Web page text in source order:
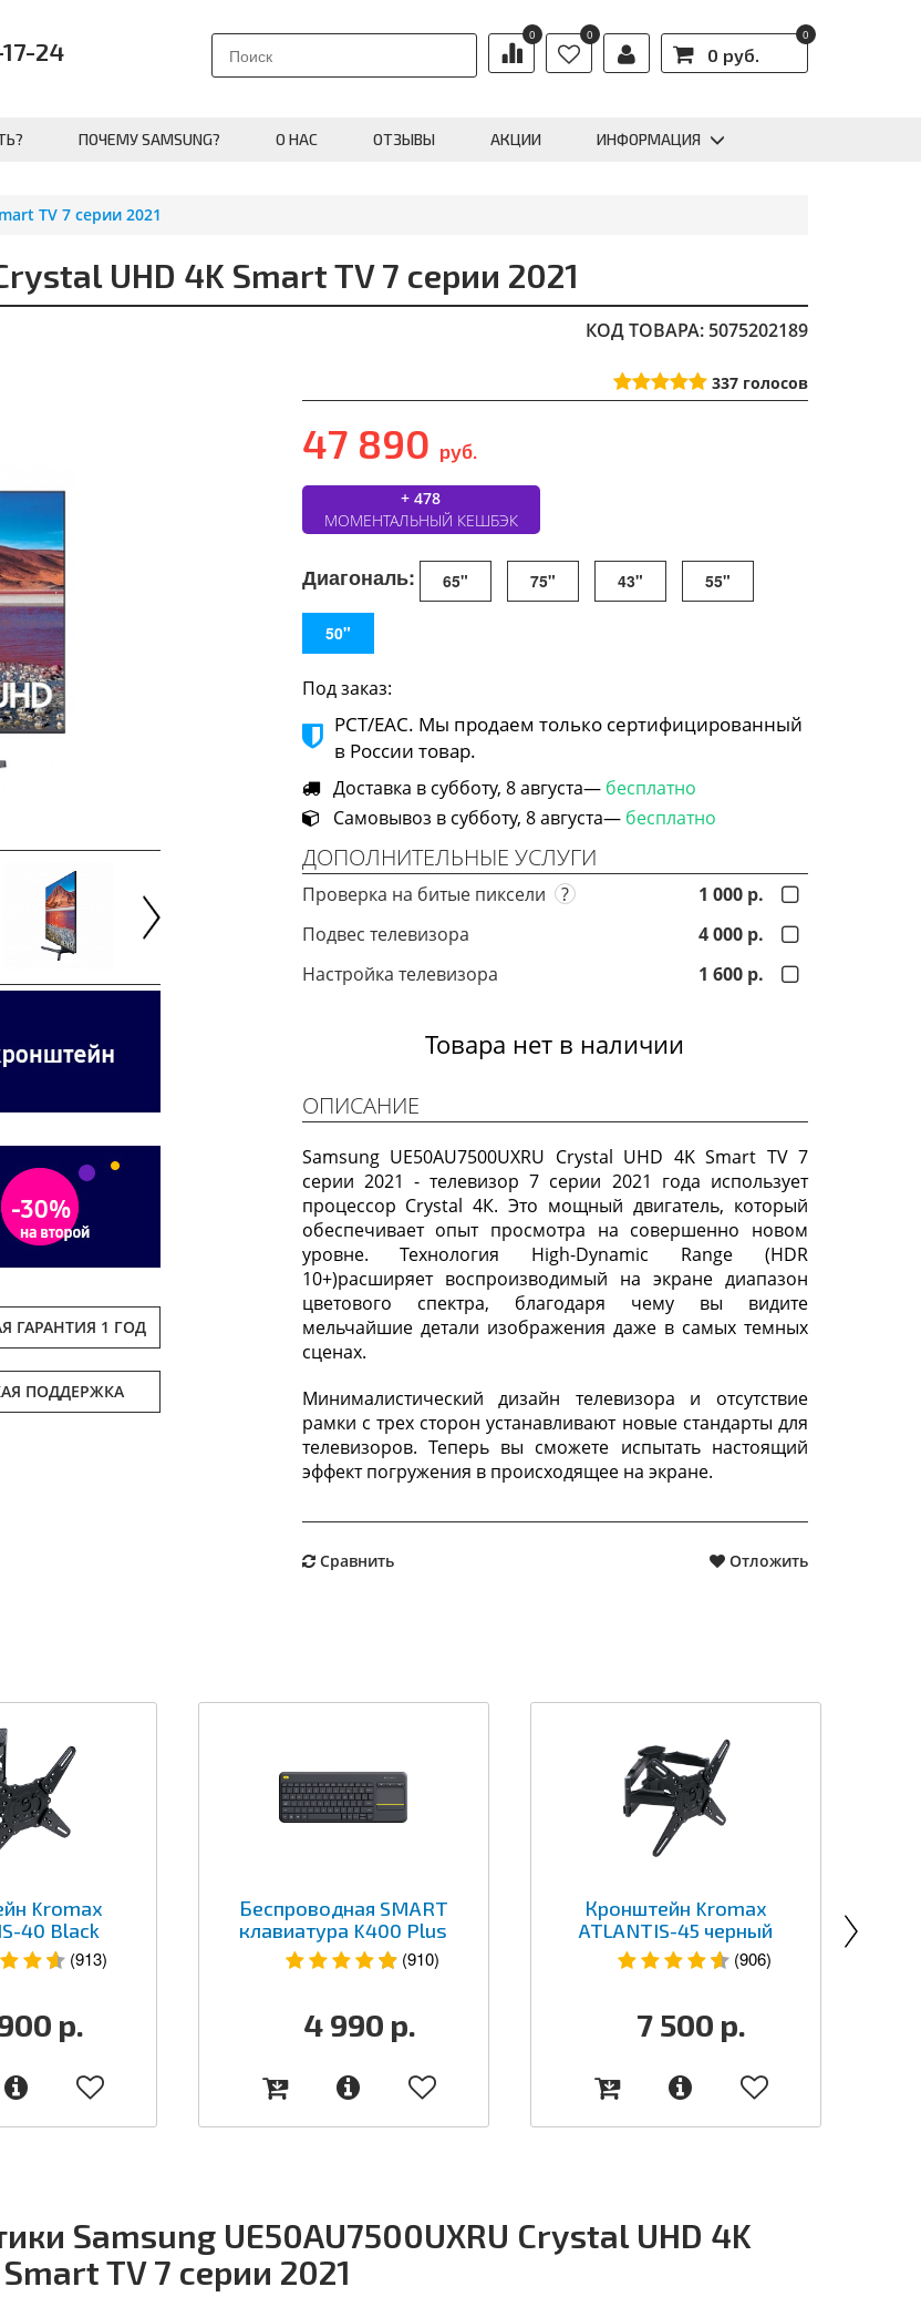
24
0 0
0 руб.
0
ПОЧЕМУ SAMSUNG? О НАС ОТЗЫВЫ АКЦИИ ИНФОРМАЦИЯ
TV 7 серии 2021
UHD 4K Smart TV 7 серии 2021
КОД ТОВАРА: 5075202189
ГАРАНТИЯ 1 ГОД
ПОДДЕРЖКА
337 голосов
47 890 руб.
+ 478
МОМЕНТАЛЬНЫЙ КЕШБЭК
Диагональ: 65" 75" 43" 55"
50"
Под заказ:
РСТ/ЕАС. Мы продаем только сертифицированный
в России товар.
Доставка в субботу, 8 августа— бесплатно
Самовывоз в субботу, 8 августа— бесплатно
ДОПОЛНИТЕЛЬНЫЕ УСЛУГИ
Проверка на битые пиксели ?
1 000 р.
Подвес телевизора
4 000 р.
Настройка телевизора
1 600 р.
Товара нет в наличии
ОПИСАНИЕ
Samsung UE50AU7500UXRU Crystal UHD 4K Smart TV 7
серии 2021 - телевизор 7 серии 2021 года использует
процессор Crystal 4К. Это мощный двигатель, который
обеспечивает опыт просмотра на совершенно новом
уровне. Технология High-Dynamic Range (HDR
10+)расширяет воспроизводимый на экране диапазон
цветового спектра, благодаря чему вы видите
мельчайшие детали изображения даже в самых темных
сценах.
Минималистический дизайн телевизора и отсутствие
рамки с трех сторон устанавливают новые стандарты для
телевизоров. Теперь вы сможете испытать настоящий
эффект погружения в происходящее на экране.
Сравнить Отложить
Kromax
40 Black
(913)
р.
Беспроводная SMART
клавиатура K400 Plus
(910)
4 990 р.
Кронштейн Kromax
ATLANTIS-45 черный
(906)
7 500 р.
Samsung UE50AU7500UXRU Crystal UHD 4K
Smart TV 7 серии 2021